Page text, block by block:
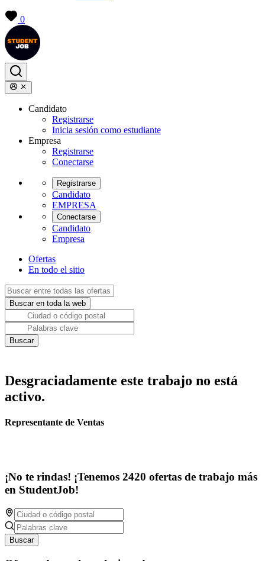
0
Candidato
Registrarse
Inicia sesión como estudiante
Empresa
Registrarse
Conectarse
Registrarse
Candidato
EMPRESA
Conectarse
Candidato
Empresa
Ofertas
En todo el sitio
Desgraciadamente este trabajo no está
activo.
Representante de Ventas
¡No te rindas! ¡Tenemos 2420 ofertas de trabajo más
en StudentJob!
Buscar